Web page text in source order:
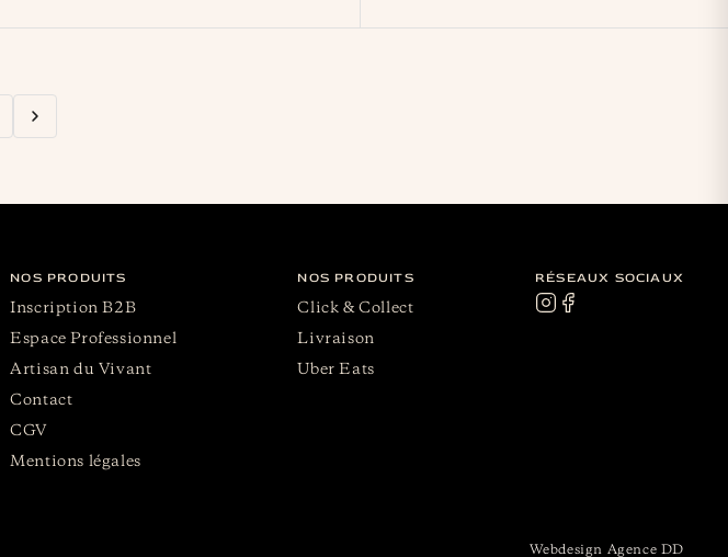
NOS PRODUITS
Inscription B2B
Espace Professionnel
Artisan du Vivant
Contact
CGV
Mentions légales
NOS PRODUITS
Click & Collect
Livraison
Uber Eats
RÉSEAUX SOCIAUX
Webdesign Agence DD